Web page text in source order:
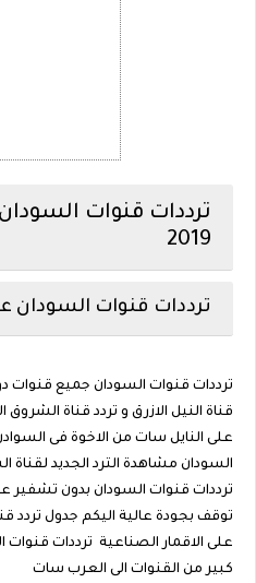
ترددات قنوات
2019
ترددات قنوات السودان على
ترددات قنوات السودان جميع قنوات
قناة النيل الازرق و تردد قناة
على النايل سات من الاخوة فى
السودان مشاهدة الترد الجديد
على الاقمار الصناعية ترددات
كبير من القنوات الى العرب سات